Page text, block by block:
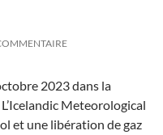
2023 dans la
Meteorological
et une libération de gaz